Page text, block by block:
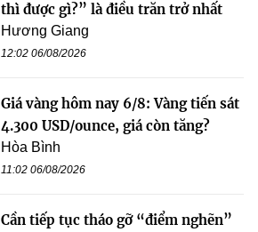
thì được gì?” là điều trăn trở nhất
Hương Giang
12:02 06/08/2026
Giá vàng hôm nay 6/8: Vàng tiến sát
4.300 USD/ounce, giá còn tăng?
Hòa Bình
11:02 06/08/2026
Cần tiếp tục tháo gỡ “điểm nghẽn”